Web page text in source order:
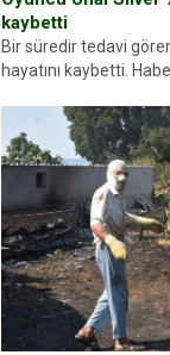
kaybetti
Bir süredir tedavi
hayatını kaybetti.
sosyal medya
çok değerli